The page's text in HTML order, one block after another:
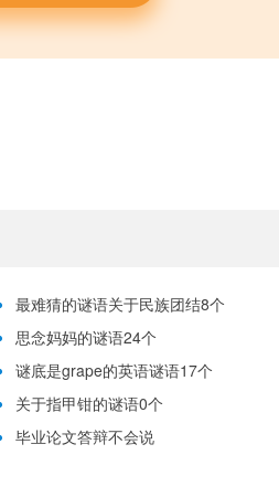
最难猜的谜语关于民族团结8个
思念妈妈的谜语24个
谜底是grape的英语谜语17个
关于指甲钳的谜语0个
毕业论文答辩不会说